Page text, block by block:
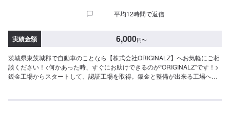
平均12時間で返信
実績金額 6,000円〜
茨城県東茨城郡で自動車のことなら【株式会社ORIGINALZ】へお気軽にご相
談ください！<何かあった時、すぐにお助けできるのが“ORIGINALZ”です！>
鈑金工場からスタートして、認証工場を取得。鈑金と整備が出来る工場へと
す。信頼と安心をお届けし、最後には笑顔になっていただけるよう努めま